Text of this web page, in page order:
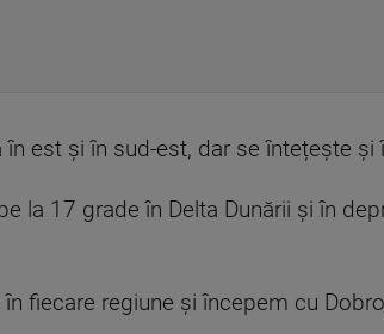
est și în sud-est, dar se întețește
la 17 grade în Delta Dunării și în
fiecare regiune și începem cu